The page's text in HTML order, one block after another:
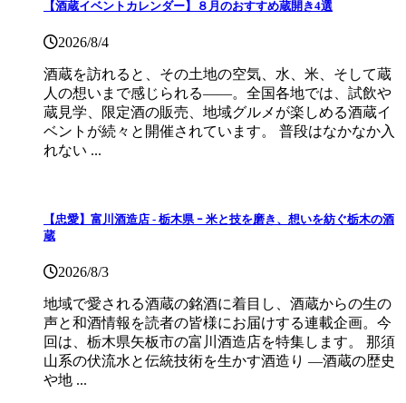
【酒蔵イベントカレンダー】８月のおすすめ蔵開き4選
2026/8/4
酒蔵を訪れると、その土地の空気、水、米、そして蔵
人の想いまで感じられる——。全国各地では、試飲や
蔵見学、限定酒の販売、地域グルメが楽しめる酒蔵イ
ベントが続々と開催されています。 普段はなかなか入
れない ...
【忠愛】富川酒造店 ‐ 栃木県 ｰ 米と技を磨き、想いを紡ぐ栃木の酒
蔵
2026/8/3
地域で愛される酒蔵の銘酒に着目し、酒蔵からの生の
声と和酒情報を読者の皆様にお届けする連載企画。今
回は、栃木県矢板市の富川酒造店を特集します。 那須
山系の伏流水と伝統技術を生かす酒造り ―酒蔵の歴史
や地 ...